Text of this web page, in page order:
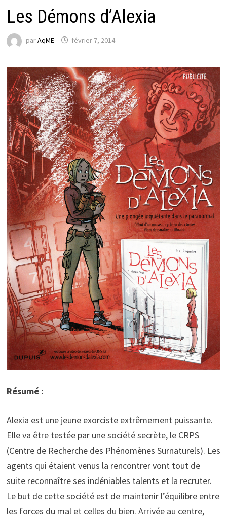
Les Démons d’Alexia
parAqME février 7, 2014
Résumé :
Alexia est une jeune exorciste extrêmement puissante.
Elle va être testée par une société secrète, le CRPS
(Centre de Recherche des Phénomènes Surnaturels). Les
agents qui étaient venus la rencontrer vont tout de
suite reconnaître ses indéniables talents et la recruter.
Le but de cette société est de maintenir l’équilibre entre
les forces du mal et celles du bien. Arrivée au centre,